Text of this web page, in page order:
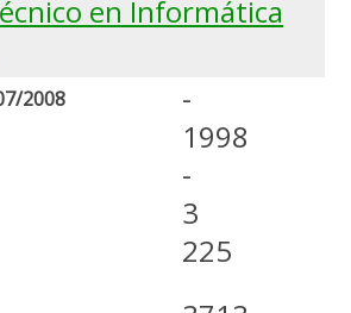
en Informática
2008
-
1998
-
3
225